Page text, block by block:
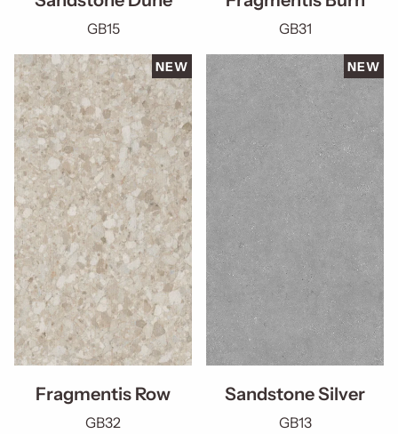
GB15 GB31
NEW
Fragmentis Row
GB32
NEW
Sandstone Silver
GB13